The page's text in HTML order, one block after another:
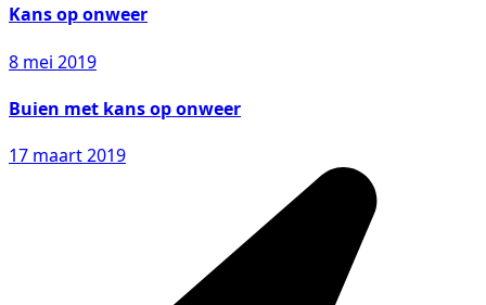
Kans op onweer
8 mei 2019
Buien met kans op onweer
17 maart 2019